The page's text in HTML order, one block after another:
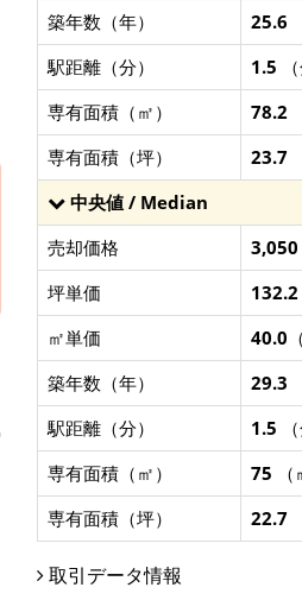
築年数（年）
25.6
駅距離（分）
1.5
専有面積（㎡）
78.2
専有面積（坪）
23.7
中央値 / Median
売却価格
3,050
坪単価
132.2
㎡単価
40.0
築年数（年）
29.3
駅距離（分）
1.5
専有面積（㎡）
75 （
専有面積（坪）
22.7
取引データ情報